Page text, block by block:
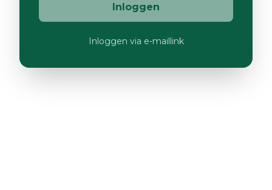
Inloggen
Inloggen via e-maillink